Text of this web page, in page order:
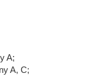
A;
A, C;